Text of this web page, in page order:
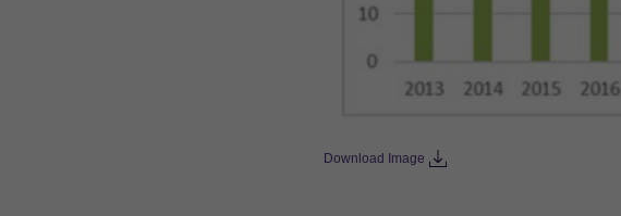
Download Image